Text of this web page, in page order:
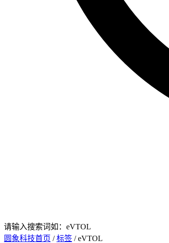
请输入搜索词如：eVTOL
圆象科技首页 /标签 / eVTOL